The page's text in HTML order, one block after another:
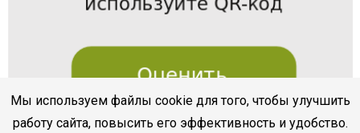
Мы используем файлы cookie для того, чтобы улучшить
работу сайта, повысить его эффективность и удобство.